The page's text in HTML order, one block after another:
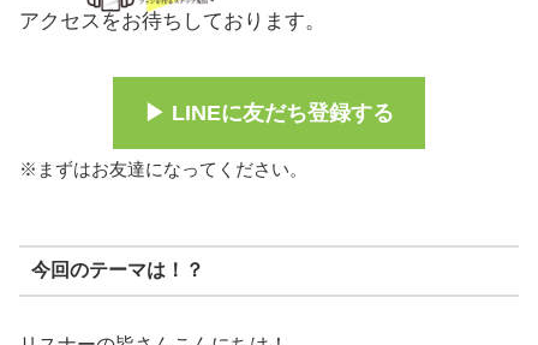
アクセスをお待ちしております。
▶︎ LINEに友だち登録する
※まずはお友達になってください。
今回のテーマは！？